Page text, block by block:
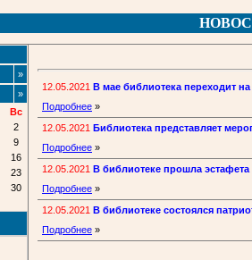
»
»
Вс
2
9
16
23
30
12.05.2021 В мае библиотека переходит
Подробнее »
12.05.2021 Библиотека представляет
Подробнее »
12.05.2021 В библиотеке прошла
Подробнее »
12.05.2021 В библиотеке состоялся
Подробнее »